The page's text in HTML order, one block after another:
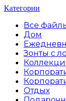
Категории
Все
Дом
Зонты с
Отдых